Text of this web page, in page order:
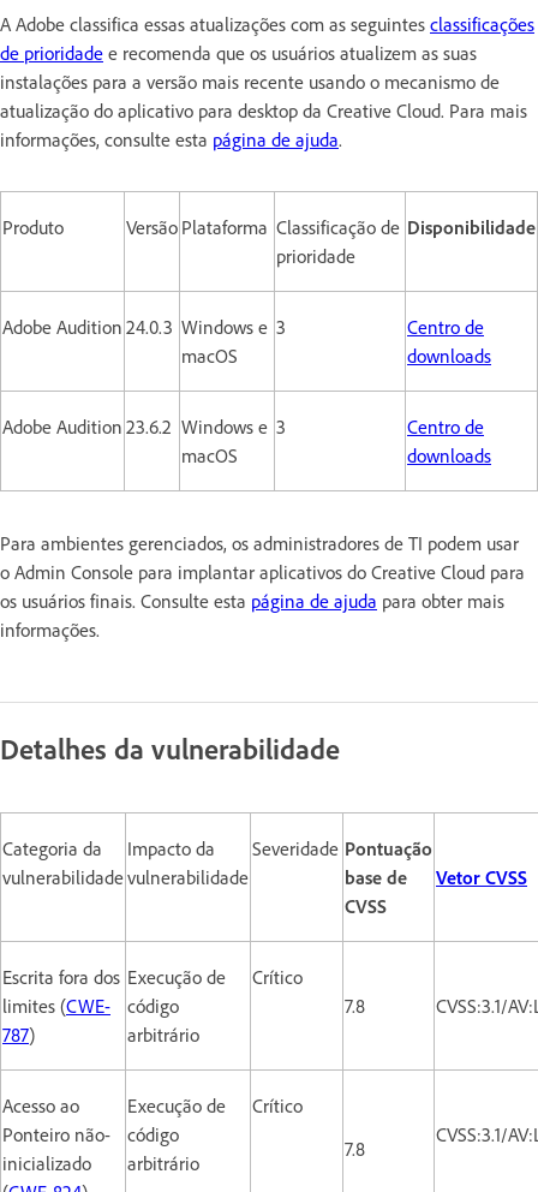
A Adobe classifica essas atualizações com as seguintes classificações
de prioridade e recomenda que os usuários atualizem as suas
instalações para a versão mais recente usando o mecanismo de
atualização do aplicativo para desktop da Creative Cloud. Para mais
informações, consulte esta página de ajuda.
Produto Versão Plataforma Classificação de
prioridade
Disponibilidade
Adobe Audition 24.0.3 Windows e
macOS
3
Centro de
downloads
Adobe Audition 23.6.2 Windows e
macOS
3
Centro de
downloads
Para ambientes gerenciados, os administradores de TI podem usar
o Admin Console para implantar aplicativos do Creative Cloud para
os usuários finais. Consulte esta página de ajuda para obter mais
informações.
Detalhes da vulnerabilidade
Categoria da
vulnerabilidade
Impacto da
vulnerabilidade
Severidade Pontuação
base de
CVSS
Vetor CVSS
Escrita fora dos
limites (CWE-
787)
Execução de
código
arbitrário
Crítico
7.8
CVSS:3.1/
Acesso ao
Ponteiro não-
inicializado
Execução de
código
arbitrário
Crítico
7.8
CVSS:3.1/